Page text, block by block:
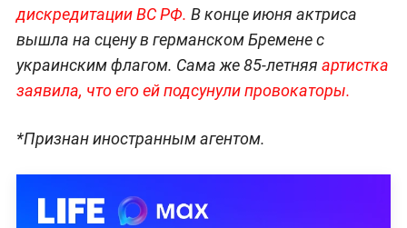
дискредитации ВС РФ. В конце июня актриса
вышла на сцену в германском Бремене с
украинским флагом. Сама же 85-летняя артистка
заявила, что его ей подсунули провокаторы.
*Признан иностранным агентом.